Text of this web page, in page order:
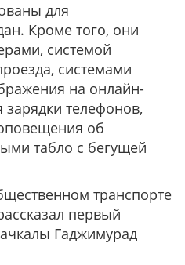
для
Кроме того, они
системой
системами
на онлайн-
телефонов,
об
табло с бегущей
транспорте
первый
Гаджимурад